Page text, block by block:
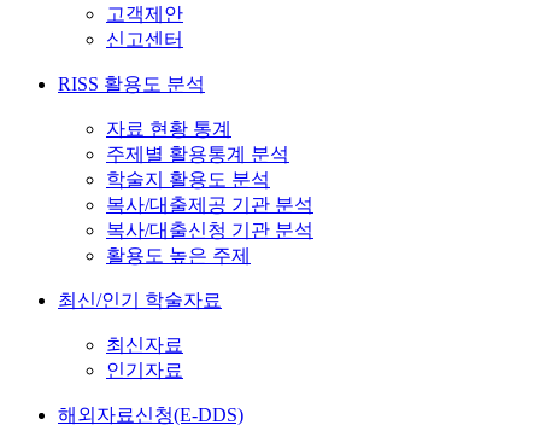
고객제안
신고센터
RISS 활용도 분석
자료 현황 통계
주제별 활용통계 분석
학술지 활용도 분석
복사/대출제공 기관 분석
복사/대출신청 기관 분석
활용도 높은 주제
최신/인기 학술자료
최신자료
인기자료
해외자료신청(E-DDS)